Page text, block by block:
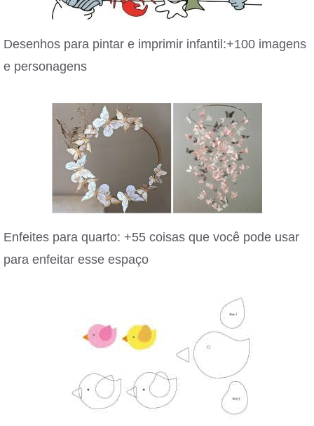
Desenhos para pintar e imprimir infantil:+100 imagens
e personagens
Enfeites para quarto: +55 coisas que você pode usar
para enfeitar esse espaço